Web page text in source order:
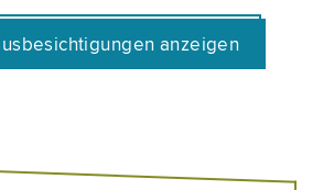
anzeigen